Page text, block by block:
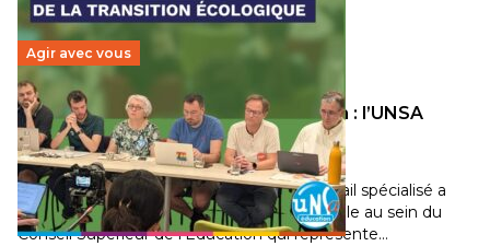
Agir avec vous
Transition écologique de l’éducation : l’UNSA
Éducation fait bouger les lignes
30 juin 2026-National
Pendant plusieurs mois, un groupe de travail spécialisé a
travaillé sur la transition écologique de l’Ecole au sein du
Conseil Supérieur de l’Éducation qui représente…